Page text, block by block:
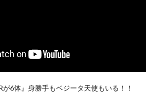
が6体』身勝手もベジータ天使もいる！！